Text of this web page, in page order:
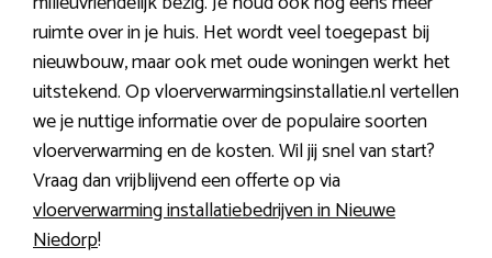
ruimte over in je huis. Het wordt veel toegepast bij
nieuwbouw, maar ook met oude woningen werkt het
uitstekend. Op vloerverwarmingsinstallatie.nl vertellen
we je nuttige informatie over de populaire soorten
vloerverwarming en de kosten. Wil jij snel van start?
Vraag dan vrijblijvend een offerte op via
vloerverwarming installatiebedrijven in Nieuwe
Niedorp!